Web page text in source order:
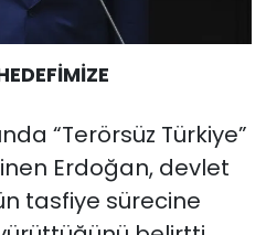
“Terörsüz Türkiye”
Erdoğan, devlet
tasfiye sürecine